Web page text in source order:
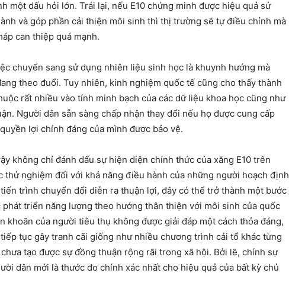
một dấu hỏi lớn. Trái lại, nếu E10 chứng minh được hiệu quả sử
và góp phần cải thiện môi sinh thì thị trường sẽ tự điều chỉnh mà
can thiệp quá mạnh.
chuyển sang sử dụng nhiên liệu sinh học là khuynh hướng mà
theo đuổi. Tuy nhiên, kinh nghiệm quốc tế cũng cho thấy thành
rất nhiều vào tính minh bạch của các dữ liệu khoa học cũng như
Người dân sẵn sàng chấp nhận thay đổi nếu họ được cung cấp
lợi chính đáng của mình được bảo vệ.
không chỉ đánh dấu sự hiện diện chính thức của xăng E10 trên
thử nghiệm đối với khả năng điều hành của những người hoạch định
trình chuyển đổi diễn ra thuận lợi, đây có thể trở thành một bước
triển năng lượng theo hướng thân thiện với môi sinh của quốc
khoăn của người tiêu thụ không được giải đáp một cách thỏa đáng,
tục gây tranh cãi giống như nhiều chương trình cải tổ khác từng
tạo được sự đồng thuận rộng rãi trong xã hội. Bởi lẽ, chính sự
dân mới là thước đo chính xác nhất cho hiệu quả của bất kỳ chủ